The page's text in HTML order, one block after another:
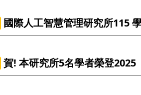
國際人工智慧管理研究所115
賀! 本研究所5名學者榮登